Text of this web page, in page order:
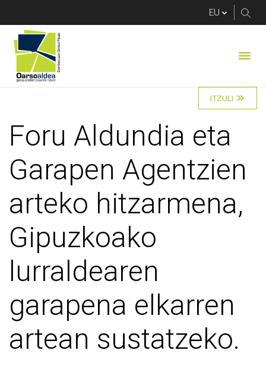
Foru Aldundia etaITZULI
Foru Aldundia eta
Garapen Agentzien
arteko hitzarmena,
Gipuzkoako
lurraldearen
garapena elkarren
artean sustatzeko.